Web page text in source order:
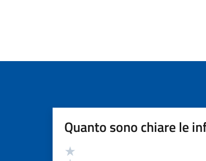
Quanto sono chiare le
Valutazione